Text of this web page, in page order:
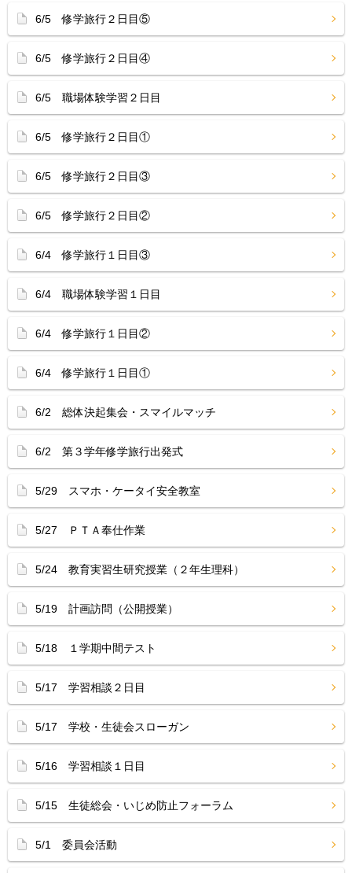
6/5 修学旅行２日目⑤
6/5 修学旅行２日目④
6/5 職場体験学習２日目
6/5 修学旅行２日目①
6/5 修学旅行２日目③
6/5 修学旅行２日目②
6/4 修学旅行１日目③
6/4 職場体験学習１日目
6/4 修学旅行１日目②
6/4 修学旅行１日目①
6/2 総体決起集会・スマイルマッチ
6/2 第３学年修学旅行出発式
5/29 スマホ・ケータイ安全教室
5/27 ＰＴＡ奉仕作業
5/24 教育実習生研究授業（２年生理科）
5/19 計画訪問（公開授業）
5/18 １学期中間テスト
5/17 学習相談２日目
5/17 学校・生徒会スローガン
5/16 学習相談１日目
5/15 生徒総会・いじめ防止フォーラム
5/1 委員会活動